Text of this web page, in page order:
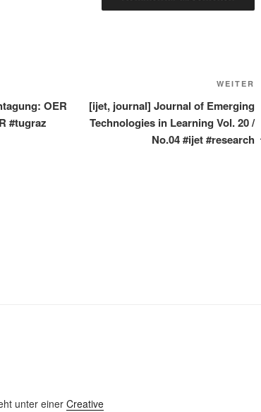
OER
#tugraz
WEITER
[ijet, journal] Journal of Emerging
Technologies in Learning Vol. 20 /
No.04 #ijet #research
unter einer Creative